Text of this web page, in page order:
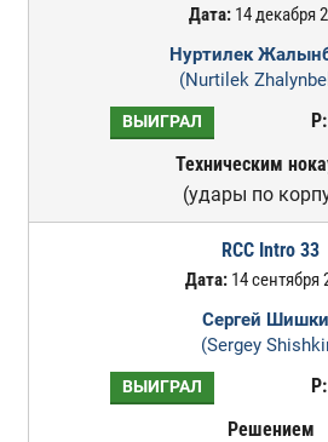
Дата:14 декабря
Нуртилек
(Nurtilek
ВЫИГРАЛ Р:
Техническим
(удары по
RCC Intro 33
Дата:14 сентября
Сергей
(Sergey
ВЫИГРАЛ Р:
Решением